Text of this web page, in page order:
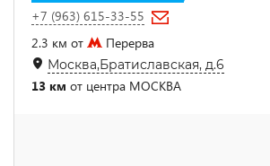
+7 (963) 615-33-55
2.3 км от
Перерва
Москва,Братиславская, д.6
13 км от центра МОСКВА